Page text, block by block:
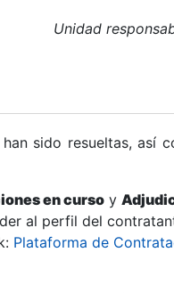
Unidad
sido resueltas, así
en curso y
al perfil del
Plataforma de